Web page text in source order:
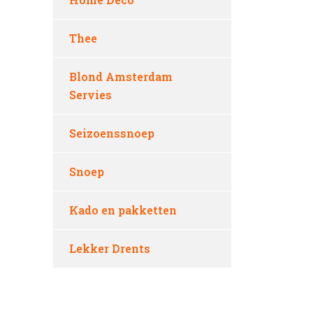
Thee
Blond Amsterdam
Servies
Seizoenssnoep
Snoep
Kado en pakketten
Lekker Drents